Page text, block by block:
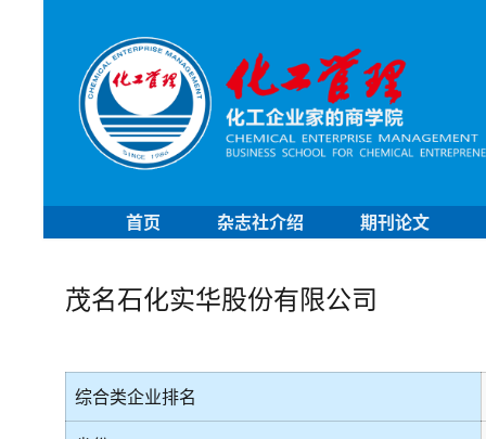
首页 杂志社介绍 期刊论文
茂名石化实华股份有限公司
综合类企业排名